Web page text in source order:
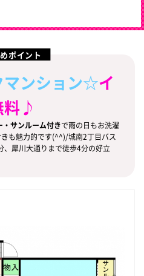
ポイント
ンション☆イ
料♪
・サンルーム付きで雨の日もお洗濯
も魅力的です(^^)/城南2丁目バス
犀川大通りまで徒歩4分の好立